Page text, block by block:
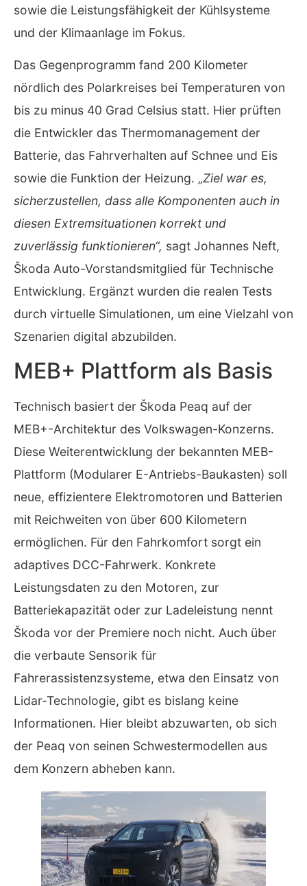
sowie die Leistungsfähigkeit der Kühlsysteme
und der Klimaanlage im Fokus.
Das Gegenprogramm fand 200 Kilometer
nördlich des Polarkreises bei Temperaturen von
bis zu minus 40 Grad Celsius statt. Hier prüften
die Entwickler das Thermomanagement der
Batterie, das Fahrverhalten auf Schnee und Eis
sowie die Funktion der Heizung. „Ziel war es,
sicherzustellen, dass alle Komponenten auch in
diesen Extremsituationen korrekt und
zuverlässig funktionieren“, sagt Johannes Neft,
Škoda Auto-Vorstandsmitglied für Technische
Entwicklung. Ergänzt wurden die realen Tests
durch virtuelle Simulationen, um eine Vielzahl von
Szenarien digital abzubilden.
MEB+ Plattform als Basis
Technisch basiert der Škoda Peaq auf der
MEB+-Architektur des Volkswagen-Konzerns.
Diese Weiterentwicklung der bekannten MEB-
Plattform (Modularer E-Antriebs-Baukasten) soll
neue, effizientere Elektromotoren und Batterien
mit Reichweiten von über 600 Kilometern
ermöglichen. Für den Fahrkomfort sorgt ein
adaptives DCC-Fahrwerk. Konkrete
Leistungsdaten zu den Motoren, zur
Batteriekapazität oder zur Ladeleistung nennt
Škoda vor der Premiere noch nicht. Auch über
die verbaute Sensorik für
Fahrerassistenzsysteme, etwa den Einsatz von
Lidar-Technologie, gibt es bislang keine
Informationen. Hier bleibt abzuwarten, ob sich
der Peaq von seinen Schwestermodellen aus
dem Konzern abheben kann.